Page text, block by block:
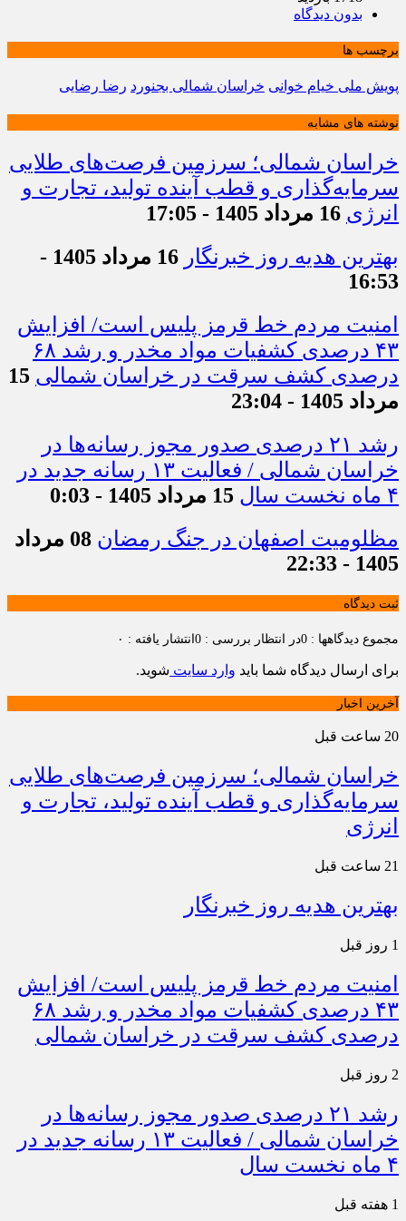
بدون دیدگاه
برچسب ها
پویش ملی خیام خوانی خراسان شمالی بجنورد رضا رضایی
نوشته های مشابه
خراسان شمالی؛ سرزمین فرصت‌های طلایی
سرمایه‌گذاری و قطب آینده تولید، تجارت و
انرژی 16 مرداد 1405 - 17:05
بهترین هدیه روز خبرنگار
16 مرداد 1405 -
16:53
امنیت مردم خط قرمز پلیس است/ افزایش
۴۳ درصدی کشفیات مواد مخدر و رشد ۶۸
درصدی کشف سرقت در خراسان شمالی 15
مرداد 1405 - 23:04
رشد ۲۱ درصدی صدور مجوز رسانه‌ها در
خراسان شمالی / فعالیت ۱۳ رسانه جدید در
۴ ماه نخست سال
15 مرداد 1405 - 0:03
مظلومیت اصفهان در جنگ رمضان
08 مرداد
1405 - 22:33
ثبت دیدگاه
مجموع دیدگاهها : 0 در انتظار بررسی : 0 انتشار یافته : ۰
برای ارسال دیدگاه شما باید وارد سایت شوید.
آخرین اخبار
20 ساعت قبل
خراسان شمالی؛ سرزمین فرصت‌های طلایی
سرمایه‌گذاری و قطب آینده تولید، تجارت و
انرژی
21 ساعت قبل
بهترین هدیه روز خبرنگار
1 روز قبل
امنیت مردم خط قرمز پلیس است/ افزایش
۴۳ درصدی کشفیات مواد مخدر و رشد ۶۸
درصدی کشف سرقت در خراسان شمالی
2 روز قبل
رشد ۲۱ درصدی صدور مجوز رسانه‌ها در
خراسان شمالی / فعالیت ۱۳ رسانه جدید در
۴ ماه نخست سال
1 هفته قبل